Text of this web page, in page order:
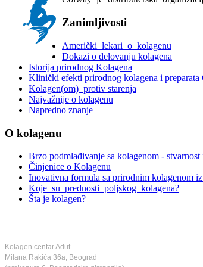
Zanimljivosti
Američki lekari o kolagenu
Dokazi o delovanju kolagena
Istorija prirodnog Kolagena
Klinički efekti prirodnog kolagena i preparata
Kolagen(om) protiv starenja
Najvažnije o kolagenu
Napredno znanje
O kolagenu
Brzo podmlađivanje sa kolagenom -
Činjenice o Kolagenu
Inovativna formula sa prirodnim kolagenom
Koje su prednosti poljskog kolagena?
Šta je kolagen?
Kolagen centar Adut
Milana Rakića 36a, Beograd